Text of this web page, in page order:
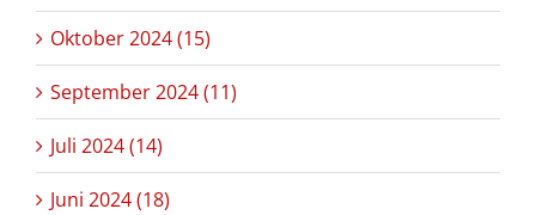
Oktober 2024 (15)
September 2024 (11)
Juli 2024 (14)
Juni 2024 (18)